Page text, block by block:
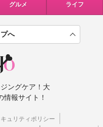
グルメ ライフ
へ
ングケア！大
情報サイト！
ュリティポリシー